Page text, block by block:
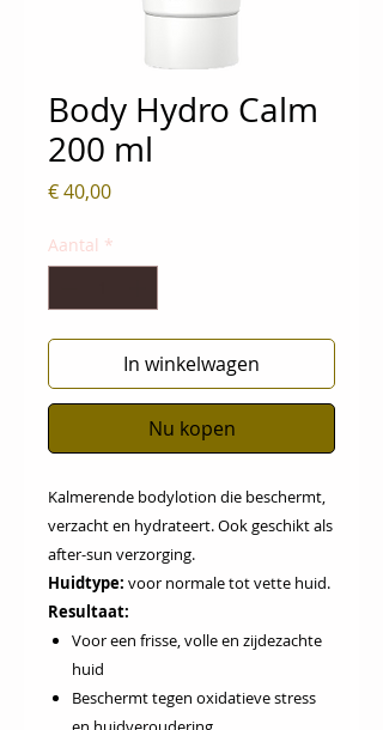
Body Hydro Calm
200 ml
€ 40,00Prijs
Aantal *
In winkelwagen
Nu kopen
Kalmerende bodylotion die beschermt,
verzacht en hydrateert. Ook geschikt als
after-sun verzorging.
Huidtype: voor normale tot vette huid.
Resultaat:
Voor een frisse, volle en zijdezachte
huid
Beschermt tegen oxidatieve stress